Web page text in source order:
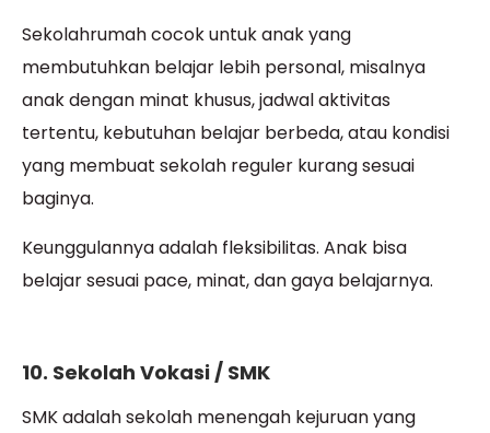
Sekolahrumah cocok untuk anak yang
membutuhkan belajar lebih personal, misalnya
anak dengan minat khusus, jadwal aktivitas
tertentu, kebutuhan belajar berbeda, atau kondisi
yang membuat sekolah reguler kurang sesuai
baginya.
Keunggulannya adalah fleksibilitas. Anak bisa
belajar sesuai pace, minat, dan gaya belajarnya.
10. Sekolah Vokasi / SMK
SMK adalah sekolah menengah kejuruan yang